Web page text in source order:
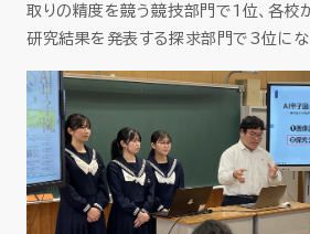
取りの精度を競う競技部門で1位、各校
研究結果を発表する探求部門で3位にな